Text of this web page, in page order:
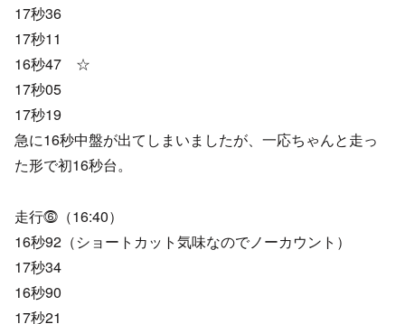
17秒36
17秒11
16秒47 ☆
17秒05
17秒19
急に16秒中盤が出てしまいましたが、一応ちゃんと走っ
た形で初16秒台。
走行⓺（16:40）
16秒92（ショートカット気味なのでノーカウント）
17秒34
16秒90
17秒21